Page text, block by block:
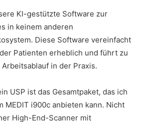
KI-gestützte Software zur
in keinem anderen
Diese Software vereinfacht
Patienten erheblich und führt zu
in der Praxis.
USP ist das Gesamtpaket, das ich
MEDIT i900c anbieten kann. Nicht
High-End-Scanner mit